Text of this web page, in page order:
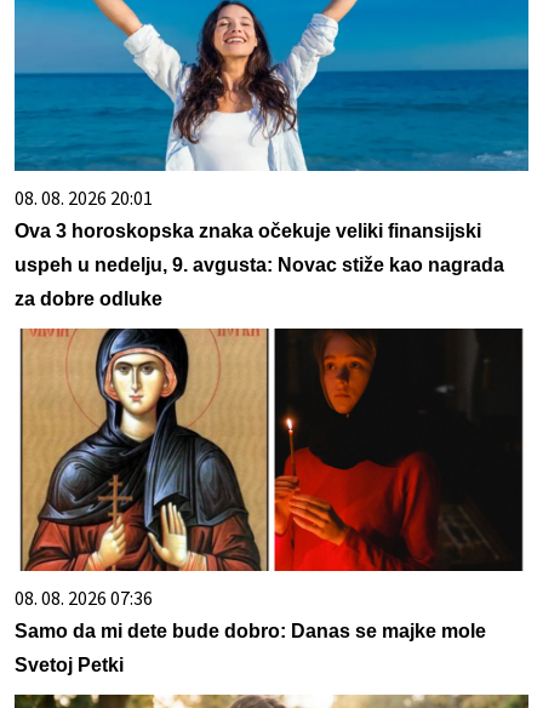
08. 08. 2026 20:01
Ova 3 horoskopska znaka očekuje veliki finansijski
uspeh u nedelju, 9. avgusta: Novac stiže kao nagrada
za dobre odluke
08. 08. 2026 07:36
Samo da mi dete bude dobro: Danas se majke mole
Svetoj Petki